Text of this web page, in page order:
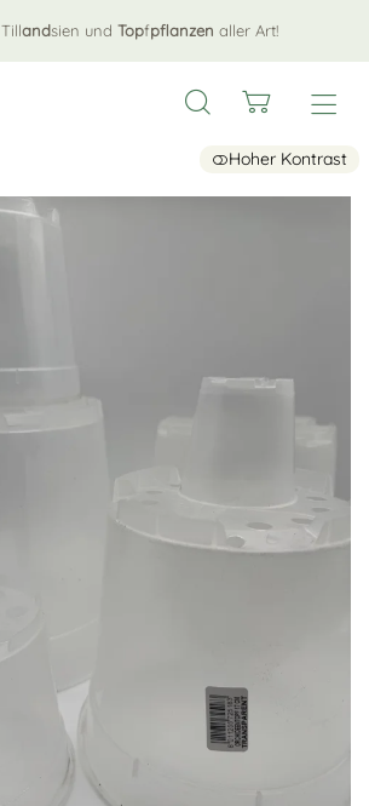
, Tillandsien und Topfpflanzen aller Art!
Hoher Kontrast